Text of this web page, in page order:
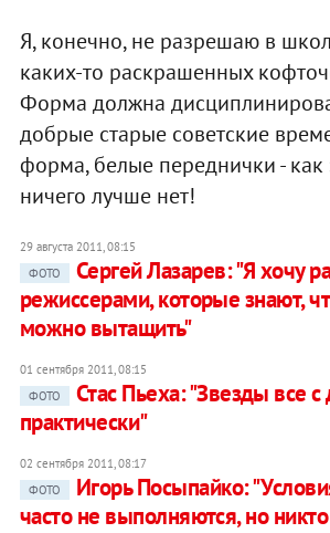
Я, конечно, не разрешаю в
каких-то раскрашенных
Форма должна
добрые старые советские
форма, белые переднички - как
ничего лучше нет!
29 августа 2011, 08:15
ФОТО
Сергей Лазарев: "Я хочу
режиссерами, которые знают,
можно вытащить"
01 сентября 2011, 08:15
ФОТО
Стас Пьеха: "Звезды все с
практически"
02 сентября 2011, 08:17
ФОТО
Игорь Посыпайко:
часто не выполняются, но